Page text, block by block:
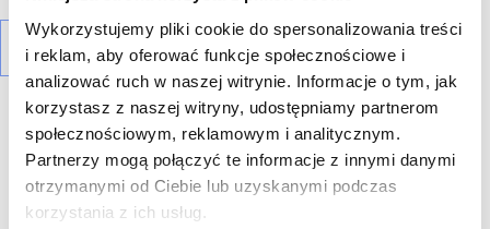
Wykorzystujemy pliki cookie do spersonalizowania treści
i reklam, aby oferować funkcje społecznościowe i
analizować ruch w naszej witrynie. Informacje o tym, jak
korzystasz z naszej witryny, udostępniamy partnerom
społecznościowym, reklamowym i analitycznym.
Partnerzy mogą połączyć te informacje z innymi danymi
otrzymanymi od Ciebie lub uzyskanymi podczas
korzystania z ich usług.R E K L A M A